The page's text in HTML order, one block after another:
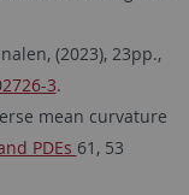
(2023), 23pp.,
3.
mean curvature
PDEs 61, 53